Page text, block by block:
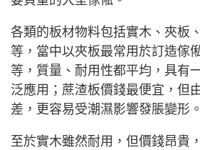
各類的板材物料包括實木、夾板
等，當中以夾板最常用於訂造傢
等，質量、耐用性都平均，具有
泛應用；蔗渣板價錢最便宜，但
差，更容易受潮濕影響發脹變形。
至於實木雖然耐用，但價錢昂貴